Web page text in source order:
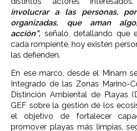
involucrar a las personas,
organizadas, que aman
acción”, señaló, detallando que
cada rompiente, hoy existen
las defienden.
En ese marco, desde el Minam
Integrado de las Zonas Marino-
Distinción Ambiental de Playas
GEF sobre la gestión de los
el objetivo de fortalecer
promover playas más limpias,